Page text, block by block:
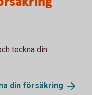
teckna din
din försäkring